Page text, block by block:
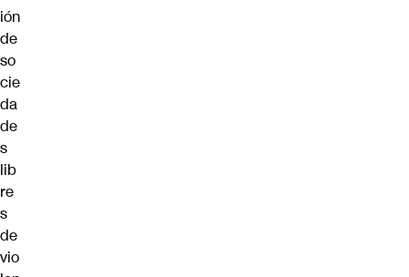
ión
de
so
cie
da
de
s
lib
re
s
de
vio